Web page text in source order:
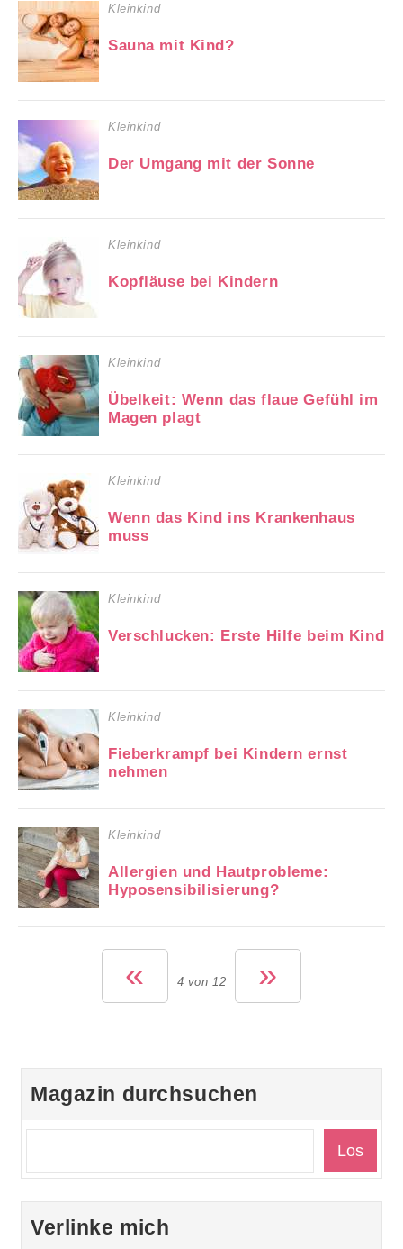
Kleinkind
Sauna mit Kind?
Kleinkind
Der Umgang mit der Sonne
Kleinkind
Kopfläuse bei Kindern
Kleinkind
Übelkeit: Wenn das flaue Gefühl im
Magen plagt
Kleinkind
Wenn das Kind ins Krankenhaus
muss
Kleinkind
Verschlucken: Erste Hilfe beim Kind
Kleinkind
Fieberkrampf bei Kindern ernst
nehmen
Kleinkind
Allergien und Hautprobleme:
Hyposensibilisierung?
« 4 von 12 »
Magazin durchsuchen
Verlinke mich